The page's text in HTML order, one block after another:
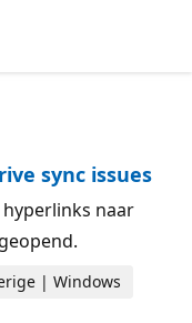
sync issues
naar
| Windows